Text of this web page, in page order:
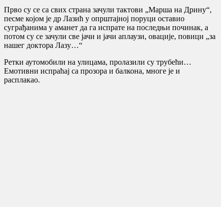
Прво су се са свих страна зачули тактови „Марша на Дрину“,
песме којом је др Лазић у опрштајној поруци оставио
суграђанима у аманет да га испрате на последњи починак, а
потом су се зачули све јачи и јачи аплаузи, овације, повици „за
нашег доктора Лазу…“
Ретки аутомобили на улицама, пролазили су трубећи…
Емотивни испраћај са прозора и балкона, многе је и
расплакао.